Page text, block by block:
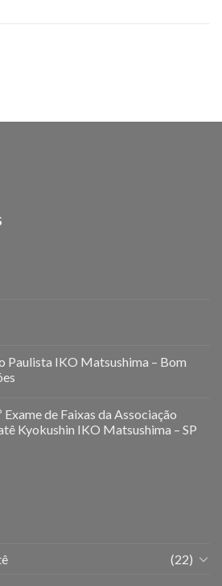
Paulista IKO Matsushima – Bom
Exame de Faixas da Associação
Kyokushin IKO Matsushima – SP
(22)